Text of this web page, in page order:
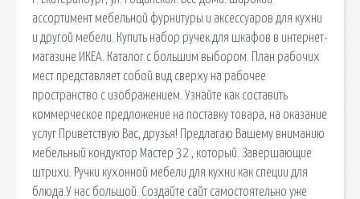
ассортимент мебельной фурнитуры и аксессуаров для кухни
и другой мебели. Купить набор ручек для шкафов в интернет-
магазине ИКЕА. Каталог с большим выбором. План рабочих
мест представляет собой вид сверху на рабочее
пространство с изображением. Узнайте как составить
коммерческое предложение на поставку товара, на оказание
услуг Приветствую Вас, друзья! Предлагаю Вашему вниманию
мебельный кондуктор Мастер 32 , который. Завершающие
штрихи. Ручки кухонной мебели для кухни как специи для
блюда.У нас большой. Создайте сайт самостоятельно уже